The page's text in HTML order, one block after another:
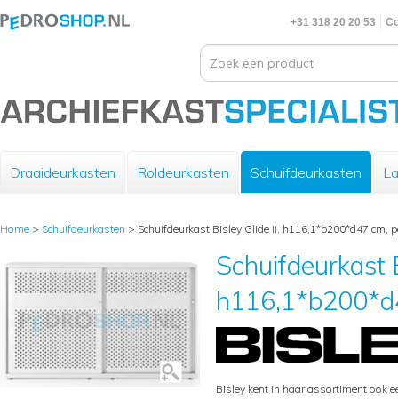
+31 318 20 20 53
Draaideurkasten Roldeurkasten Schuifdeurkasten
Home > Schuifdeurkasten > Schuifdeurkast Bisley Glide II, h116,1*b200*d47 cm,
Schuifdeurkast
Bisley kent in haar assortiment ook